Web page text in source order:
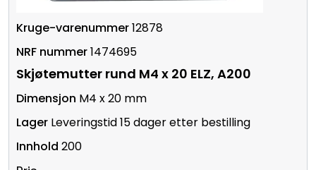
12878
1474695
Skjøtemutter rund M4 x 20 ELZ, A200
M4 x 20 mm
Leveringstid 15 dager etter bestilling
200